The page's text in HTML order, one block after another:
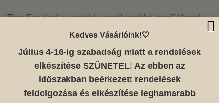
Tipp: Egy kicsit szeretnéd személyesebbé tenni? Hagyd
üresen a „Címzett” rublikát és írd rá a kártyára
Elkészítési idő: 5-10 munkanap.
Kedves Vásárlóink!🤍
Július 4-16-ig szabadság miatt a rendelések
elkészítése SZÜNETEL! Az ebben az
időszakban beérkezett rendelések
feldolgozása és elkészítése leghamarabb